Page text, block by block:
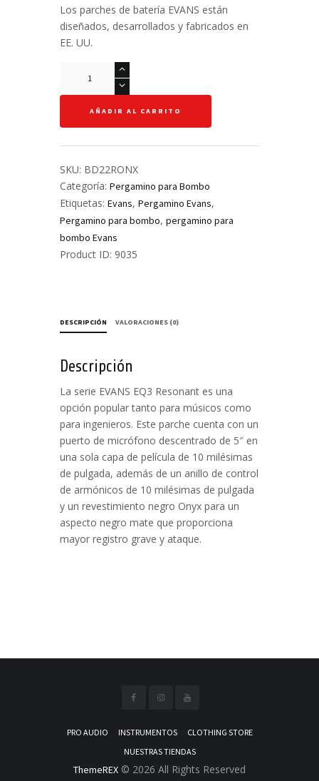
Los parches de batería EVANS están
diseñados, desarrollados y fabricados en
EE. UU.
Hembra
Evans
-
ONYX
cantidad
AÑADIR AL CARRITO
SKU: BD22RONX
Categoría: Pergamino para Bombo
Etiquetas: Evans, Pergamino Evans,
Pergamino para bombo, pergamino para
bombo Evans
Product ID: 9035
DESCRIPCIÓN VALORACIONES (0)
Descripción
La serie EVANS EQ3 Resonant es una
opción popular tanto para músicos como
para ingenieros. Este parche cuenta con un
puerto de micrófono descentrado de 5″ en
una sola capa de película de 10 milésimas
de pulgada, además de un anillo de control
de armónicos de 10 milésimas de pulgada
y un revestimiento negro Onyx para un
aspecto negro mate que proporciona
mayor registro grave y ataque.
PRO AUDIO INSTRUMENTOS
CLOTHING STORE
NUESTRAS TIENDAS
ThemeREX © 2026 All Rights Reserved